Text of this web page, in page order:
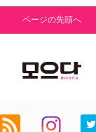
ページの先頭へ